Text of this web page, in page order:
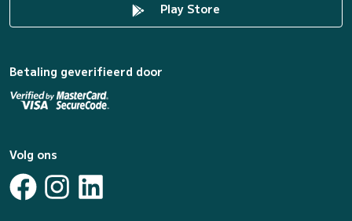
Play Store
Betaling geverifieerd door
Volg ons